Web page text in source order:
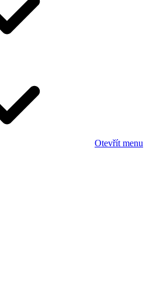
Otevřít menu